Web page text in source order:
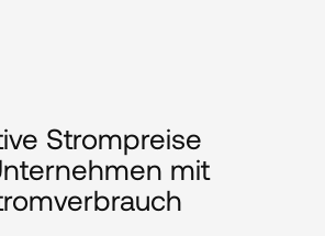
Strompreise
mit